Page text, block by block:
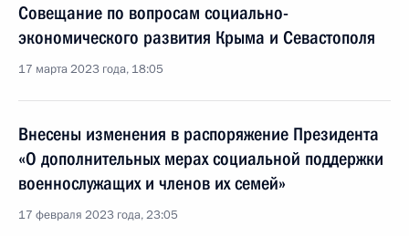
Совещание по вопросам социально-
экономического развития Крыма и Севастополя
17 марта 2023 года, 18:05
Внесены изменения в распоряжение Президента
«О дополнительных мерах социальной поддержки
военнослужащих и членов их семей»
17 февраля 2023 года, 23:05